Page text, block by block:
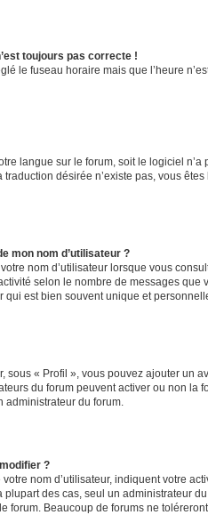
toujours pas correcte !
le fuseau horaire mais que l’heure
langue sur le forum, soit le logiciel
désirée n’existe pas, vous
mon nom d’utilisateur ?
nom d’utilisateur lorsque vous
selon le nombre de messages
qui est bien souvent unique et
sous « Profil », vous pouvez ajouter un
du forum peuvent activer ou non
administrateur du forum.
?
nom d’utilisateur, indiquent votre
des cas, seul un administrateur
forum. Beaucoup de forums ne